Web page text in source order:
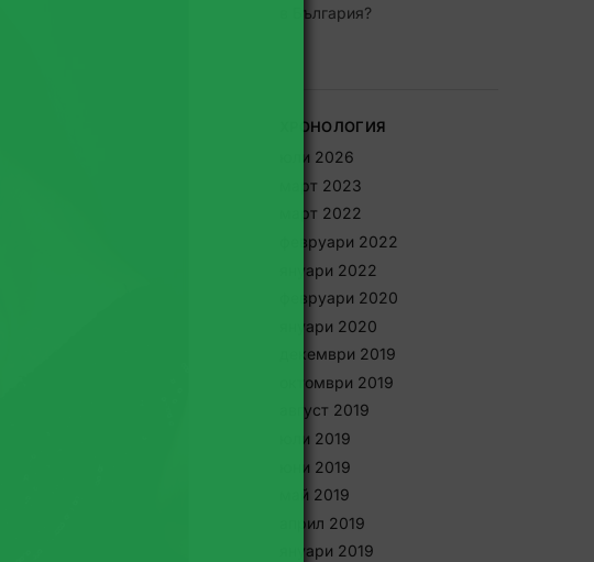
в България?
ХРОНОЛОГИЯ
юли 2026
март 2023
март 2022
февруари 2022
януари 2022
февруари 2020
януари 2020
декември 2019
октомври 2019
август 2019
юли 2019
юни 2019
май 2019
април 2019
януари 2019